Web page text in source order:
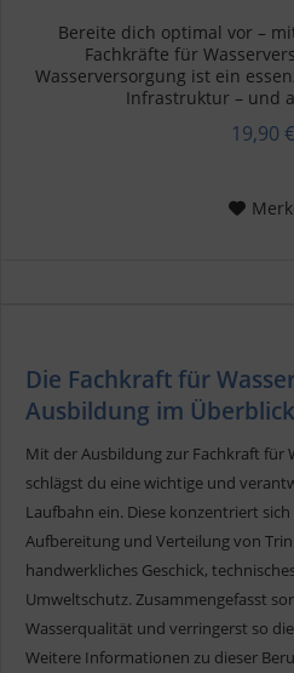
Bereite dich optimal vor –
Fachkräfte für
Wasserversorgung ist ein
Infrastruktur – und
19,90
Die Fachkraft für
Ausbildung im Überblick
Mit der Ausbildung zur Fachkraft für
schlägst du eine wichtige und
Laufbahn ein. Diese konzentriert
Aufbereitung und Verteilung von
handwerkliches Geschick,
Umweltschutz. Zusammengefasst
Wasserqualität und verringerst so
Weitere Informationen zu dieser